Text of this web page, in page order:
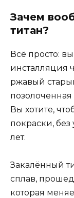
Зачем
титан?
Всё просто:
инсталляция
ржавый
позолоченная
Вы хотите,
покраски, без
лет.
Закалённый
сплав,
которая